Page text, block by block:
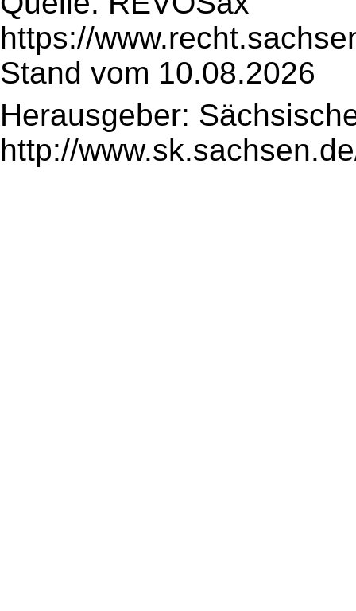
https://
Stand vom 10.08.2026
Herausgeber:
http://